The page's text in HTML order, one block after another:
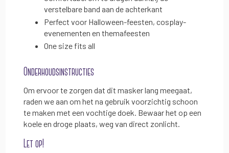
verstelbare band aan de achterkant
Perfect voor Halloween-feesten, cosplay-
evenementen en themafeesten
One size fits all
Onderhoudsinstructies
Om ervoor te zorgen dat dit masker lang meegaat,
raden we aan om het na gebruik voorzichtig schoon
te maken met een vochtige doek. Bewaar het op een
koele en droge plaats, weg van direct zonlicht.
Let op!